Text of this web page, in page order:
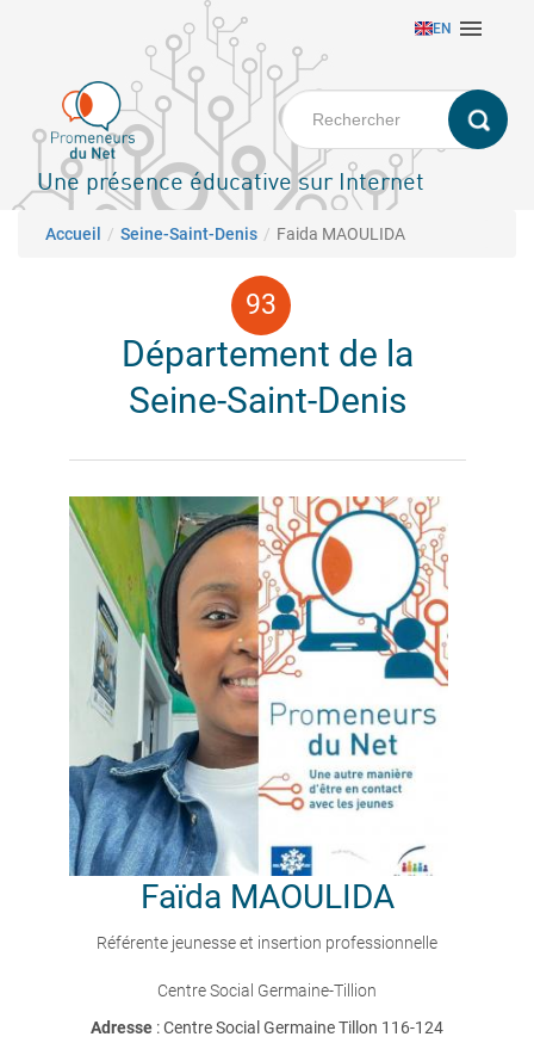
principal
EN 
Une présence éducative sur Internet
Fil d'Ariane
Accueil Seine-Saint-Denis Faida MAOULIDA
Département de la
Seine-Saint-Denis
Faïda MAOULIDA
Référente jeunesse et insertion professionnelle
Centre Social Germaine-Tillion
Adresse : Centre Social Germaine Tillon 116-124